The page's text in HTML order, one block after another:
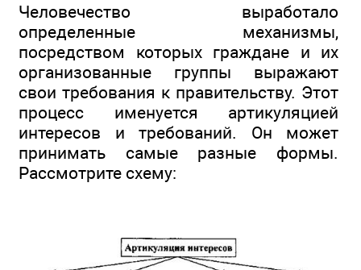
Человечество выработало
определенные механизмы,
посредством которых граждане и их
организованные группы выражают
свои требования к правительству. Этот
процесс именуется артикуляцией
интересов и требований. Он может
принимать самые разные формы.
Рассмотрите схему: